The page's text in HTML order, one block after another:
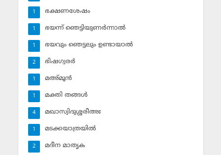
ഭക്ഷണശേഷം
1
ഭയന്ന് ഞെട്ടിയുണര്‍ന്നാല്‍
1
ഭയവും ഞെട്ടലും ഉണ്ടായാല്‍
1
ഭിഷഗ്വരര്‍
2
മഅ്മൂന്‍
1
മക്തി തങ്ങള്‍
1
മഖാസ്വിദുശ്ശരീഅഃ
4
മടക്കയാത്രയില്‍
1
മദീന മാതൃക
2